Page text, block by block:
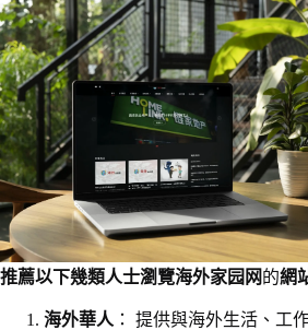
推薦以下幾類人士瀏覽海外家园网的網
海外華人 ： 提供與海外生活、工